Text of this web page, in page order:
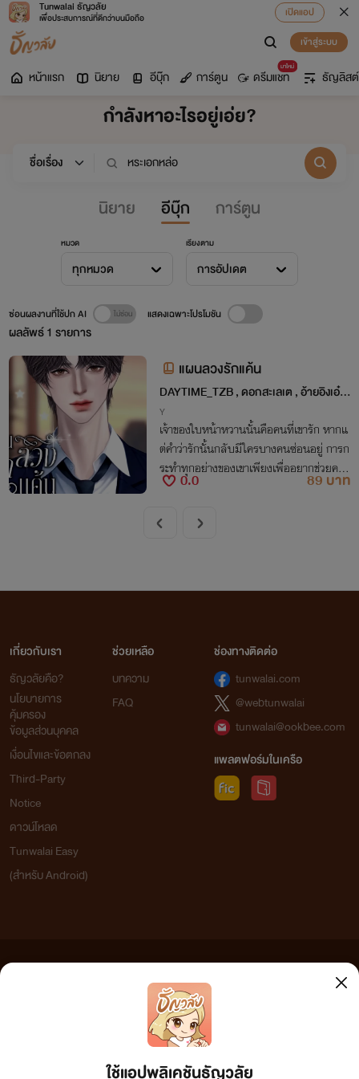
Tunwalai ธัญวลัย
เพื่อประสบการณ์ที่ดีกว่าบนมือถือ
เปิดแอป
เข้าสู่ระบบ
หน้าแรก นิยาย อีบุ๊ก การ์ตูน
มาใหม่
ดรีมแชท ธัญลิสต์
กำลังหาอะไรอยู่เอ่ย?
นิยาย อีบุ๊ก การ์ตูน
หมวด
ทุกหมวด
เรียงตาม
การอัปเดต
ผลลัพธ์1 รายการ
ซ่อนผลงานที่ใช้ปก AI แสดงเฉพาะโปรโมชัน
แผนลวงรักแค้น
DAYTIME_TZB , ดอกสะเลเต , อ้ายอิงเอ๋อ
ร์
Y
เจ้าของใบหน้าหวานนั้นคือคนที่เขารัก หากแ
ต่คำว่ารักนั้นกลับมีใครบางคนซ่อนอยู่ การก
ระทำทุกอย่างของเขาเพียงเพื่ออยากช่วยคน
ที่อยู่ในใจเขาตลอดเท่านั้น
0.0 89 บาท
ใช้แอปพลิเคชันธัญวลัย
เกี่ยวกับเรา
ธัญวลัยคือ?
นโยบายการ
คุ้มครอง
ข้อมูลส่วนบุคคล
เงื่อนไขและข้อตกลง
Third-Party
Notice
ดาวน์โหลด
Tunwalai Easy
(สำหรับ Android)
ช่วยเหลือ
บทความ
FAQ
ช่องทางติดต่อ
tunwalai.com
@webtunwalai
tunwalai@ookbee.com
แพลตฟอร์มในเครือ
เว็บไซต์แห่งนี้ไม่ได้เห็นด้วยและไม่ขอรับผิดชอบต่อข้อความใดๆ ทั้งสิ้น ดังนั้นผู้อ่านทุกท่านโปรดใช้
วิจารณญาณในการกลั่นกรองด้วยตนเอง และหากท่านพบข้อความใดๆ ที่ขัดต่อกฎหมายและศีลธรรม
กรุณาแจ้งมาที่ tunwalai@ookbee.com เพื่อทีมงานจะได้ดำเนินการในทันที ทั้งนี้ ทางเว็บไซต์ขอสงวน
ลิขสิทธิ์ตามพระราชบัญญัติลิขสิทธิ์ (ฉบับเพิ่มเติม) พ.ศ.2558